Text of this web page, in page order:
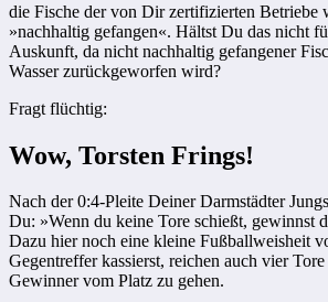
die Fische der von Dir zertifizierten Betriebe
»nachhaltig gefangen«. Hältst Du das nicht
Auskunft, da nicht nachhaltig gefangener
Wasser zurückgeworfen wird?
Fragt flüchtig:
Wow, Torsten Frings!
Nach der 0:4-Pleite Deiner Darmstädter
Du: »Wenn du keine Tore schießt, gewinnst
Dazu hier noch eine kleine Fußballweisheit
Gegentreffer kassierst, reichen auch vier
Gewinner vom Platz zu gehen.